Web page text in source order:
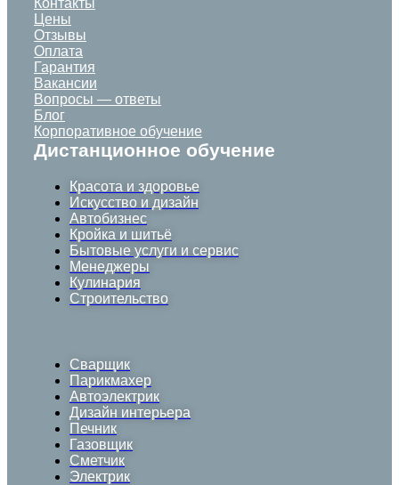
Цены
Отзывы
Оплата
Гарантия
Вакансии
Вопросы — ответы
Блог
Корпоративное обучение
Дистанционное обучение
Красота и здоровье
Искусство и дизайн
Автобизнес
Кройка и шитьё
Бытовые услуги и сервис
Менеджеры
Кулинария
Строительство
Сварщик
Парикмахер
Автоэлектрик
Дизайн интерьера
Печник
Газовщик
Сметчик
Электрик